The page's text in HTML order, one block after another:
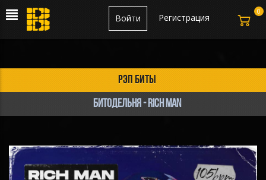
Регистрация
Войти
рэп биты
БИТОДЕЛЬНЯ - Rich Man
0